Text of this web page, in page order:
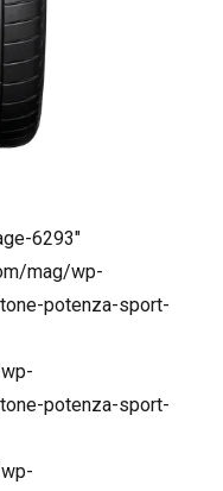
6293"
mag/wp-
potenza-sport-
potenza-sport-